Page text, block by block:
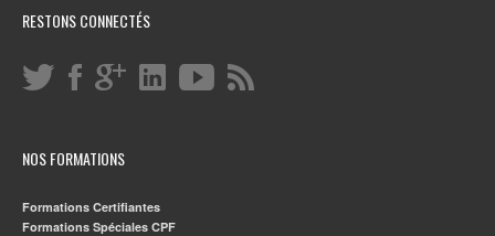
RESTONS CONNECTÉS
NOS FORMATIONS
Formations Certifiantes
Formations Spéciales CPF